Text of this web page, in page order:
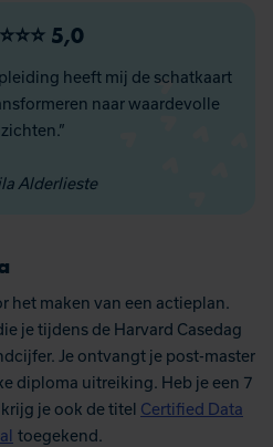
5,0
heeft mij de schatkaart
naar waardevolle
Alderlieste
het maken van een actieplan.
je tijdens de Harvard Casedag
Je ontvangt je post-master
diploma uitreiking. Heb je een 7
je ook de titel Certified Data
toegekend.